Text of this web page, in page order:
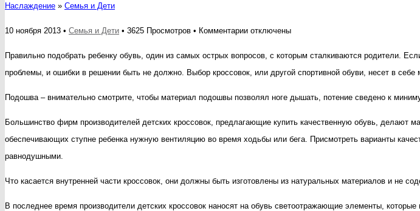
Наслаждение » Семья и Дети
10 ноября 2013 • Семья и Дети • 3625 Просмотров • Комментариик
кроссовки
отключены
Правильно подобрать ребенку обувь, один из самых острых вопросов, с которым сталкиваются родители.
проблемы, и ошибки в решении быть не должно. Выбор кроссовок, или другой спортивной обуви, несет в себе
Подошва – внимательно смотрите, чтобы материал подошвы позволял ноге дышать, потение сведено к
Большинство фирм производителей детских кроссовок, предлагающие купить качественную обувь, делают
обеспечивающих ступне ребенка нужную вентиляцию во время ходьбы или бега. Присмотреть варианты
равнодушными.
Что касается внутренней части кроссовок, они должны быть изготовлены из натуральных материалов и не
В последнее время производители детских кроссовок наносят на обувь светоотражающие элементы,